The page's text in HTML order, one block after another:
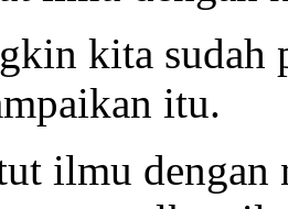
kita sudah
itu.
ilmu dengan